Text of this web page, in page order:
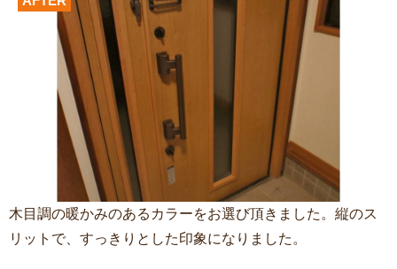
木目調の暖かみのあるカラーをお選び頂きました。縦のス
リットで、すっきりとした印象になりました。